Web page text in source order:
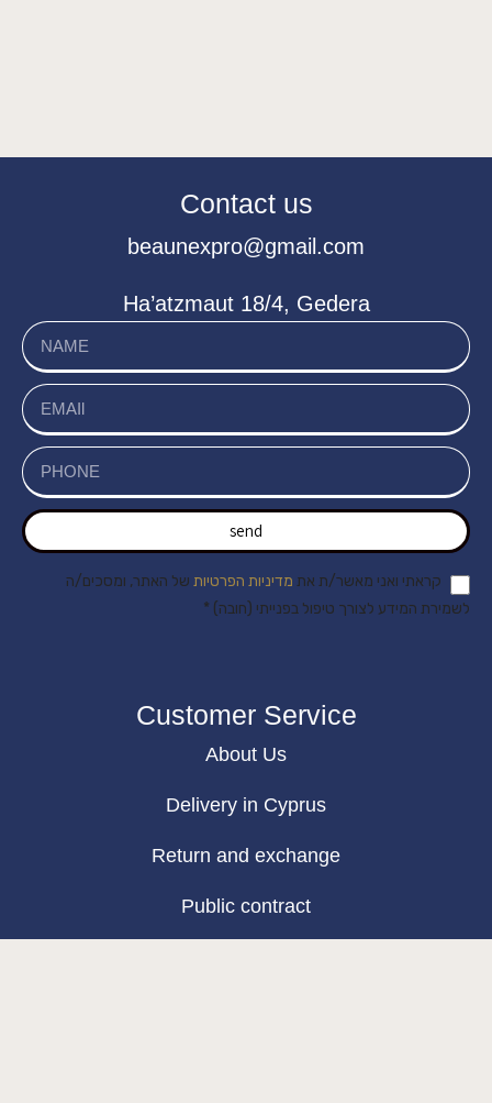
Contact us
beaunexpro@gmail.com
Ha’atzmaut 18/4, Gedera
send
קראתי ואני מאשר/ת את מדיניות הפרטיות של האתר, ומסכים/ה
לשמירת המידע לצורך טיפול בפנייתי (חובה) *
Customer Service
About Us
Delivery in Cyprus
Return and exchange
Public contract